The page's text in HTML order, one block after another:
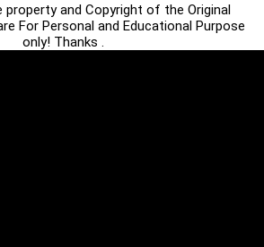
property and Copyright of the Original
For Personal and Educational Purpose
only! Thanks .